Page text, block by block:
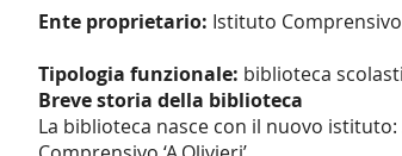
Ente proprietario: Istituto Comprensivo
Tipologia funzionale: biblioteca
Breve storia della biblioteca
La biblioteca nasce con il nuovo